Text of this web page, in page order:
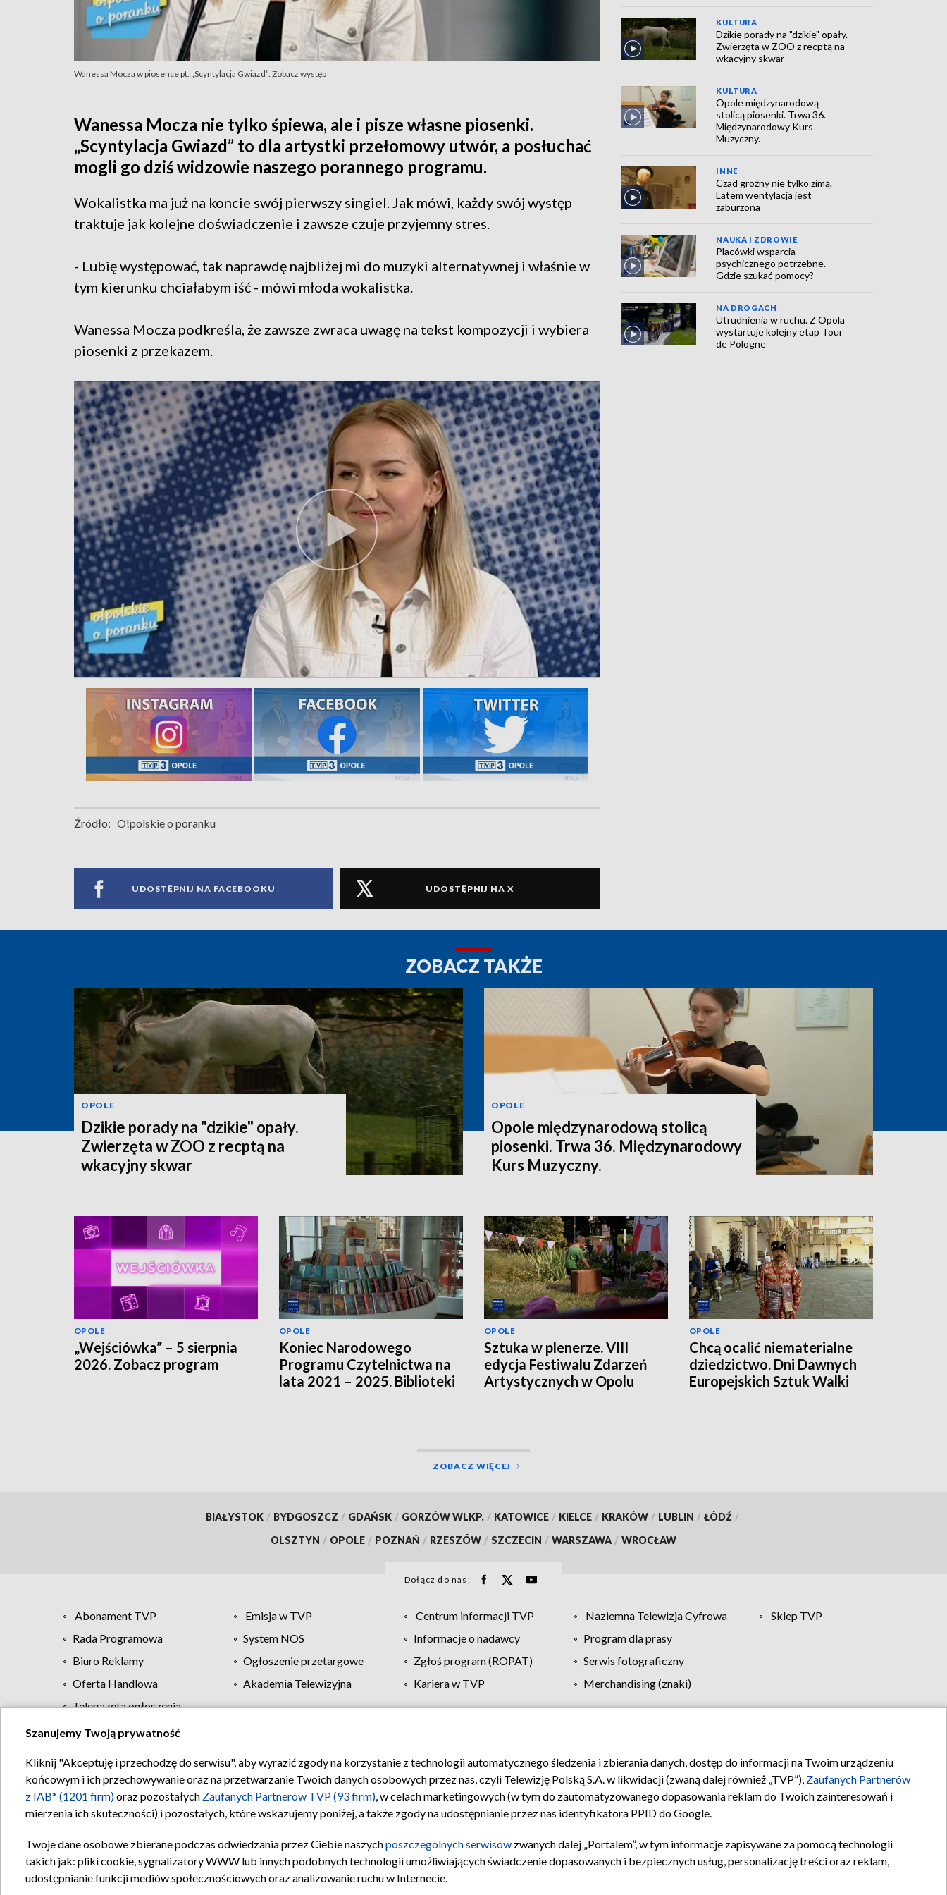
Wanessa Mocza w piosence pt. „Scyntylacja Gwiazd”. Zobacz występ
Wanessa Mocza nie tylko śpiewa, ale i pisze własne piosenki.
„Scyntylacja Gwiazd” to dla artystki przełomowy utwór, a posłuchać
mogli go dziś widzowie naszego porannego programu.
Wokalistka ma już na koncie swój pierwszy singiel. Jak mówi, każdy swój występ
traktuje jak kolejne doświadczenie i zawsze czuje przyjemny stres.
- Lubię występować, tak naprawdę najbliżej mi do muzyki alternatywnej i właśnie w
tym kierunku chciałabym iść - mówi młoda wokalistka.
Wanessa Mocza podkreśla, że zawsze zwraca uwagę na tekst kompozycji i wybiera
piosenki z przekazem.
Źródło: O!polskie o poranku
UDOSTĘPNIJ NA FACEBOOKU UDOSTĘPNIJ NA X
KULTURA
Dzikie porady na "dzikie" opały.
Zwierzęta w ZOO z recptą na
wkacyjny skwar
KULTURA
Opole międzynarodową
stolicą piosenki. Trwa 36.
Międzynarodowy Kurs
Muzyczny.
INNE
Czad groźny nie tylko zimą.
Latem wentylacja jest
zaburzona
NAUKA I ZDROWIE
Placówki wsparcia
psychicznego potrzebne.
Gdzie szukać pomocy?
NA DROGACH
Utrudnienia w ruchu. Z Opola
wystartuje kolejny etap Tour
de Pologne
ZOBACZ TAKŻE
OPOLE
Dzikie porady na "dzikie" opały.
Zwierzęta w ZOO z recptą na
wkacyjny skwar
OPOLE
Opole międzynarodową stolicą
piosenki. Trwa 36. Międzynarodowy
Kurs Muzyczny.
OPOLE
„Wejściówka” – 5 sierpnia
2026. Zobacz program
OPOLE
Koniec Narodowego
Programu Czytelnictwa na
lata 2021 – 2025. Biblioteki
OPOLE
Sztuka w plenerze. VIII
edycja Festiwalu Zdarzeń
Artystycznych w Opolu
OPOLE
Chcą ocalić niematerialne
dziedzictwo. Dni Dawnych
Europejskich Sztuk Walki
ZOBACZ WIĘCEJ
BIAŁYSTOK / BYDGOSZCZ / GDAŃSK / GORZÓW WLKP. / KATOWICE / KIELCE / KRAKÓW / LUBLIN / ŁÓDŹ /
OLSZTYN / OPOLE / POZNAŃ / RZESZÓW / SZCZECIN / WARSZAWA / WROCŁAW
Dołącz do nas:
Abonament TVP Emisja w TVP Centrum informacji TVP Naziemna Telewizja Cyfrowa
Sklep TVP
Rada Programowa
System NOS Informacje o nadawcy
Program dla prasy
Biuro Reklamy
Ogłoszenie przetargowe Zgłoś program (ROPAT)
Serwis fotograficzny
Oferta Handlowa
Akademia Telewizyjna Kariera w TVP
Merchandising (znaki)
Telegazeta ogłoszenia
Regulamin TVP Polityka prywatności Moje zgody Pomoc Biuro reklamy Kontakt
Szanujemy Twoją prywatność
Kliknij "Akceptuję i przechodzę do serwisu", aby wyrazić zgody na korzystanie z technologii automatycznego śledzenia i zbierania danych, dostęp do informacji na Twoim urządzeniu
końcowym i ich przechowywanie oraz na przetwarzanie Twoich danych osobowych przez nas, czyli Telewizję Polską S.A. w likwidacji (zwaną dalej również „TVP”), Zaufanych Partnerów
z IAB* (1201 firm)oraz pozostałych Zaufanych Partnerów TVP (93 firm), w celach marketingowych (w tym do zautomatyzowanego dopasowania reklam do Twoich zainteresowań i
mierzenia ich skuteczności) i pozostałych, które wskazujemy poniżej, a także zgody na udostępnianie przez nas identyfikatora PPID do Google.
Twoje dane osobowe zbierane podczas odwiedzania przez Ciebie naszychposzczególnych serwisów zwanych dalej „Portalem”, w tym informacje zapisywane za pomocą technologii
takich jak: pliki cookie, sygnalizatory WWW lub innych podobnych technologii umożliwiających świadczenie dopasowanych i bezpiecznych usług, personalizację treści oraz reklam,
udostępnianie funkcji mediów społecznościowych oraz analizowanie ruchu w Internecie.